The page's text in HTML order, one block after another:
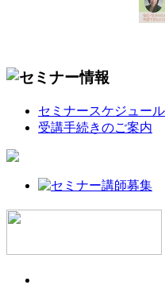
セミナースケジュール
受講手続きのご案内